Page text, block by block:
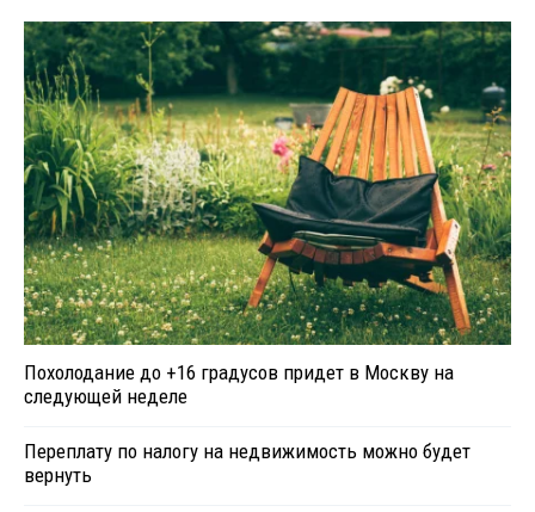
Похолодание до +16 градусов придет в Москву на
следующей неделе
Переплату по налогу на недвижимость можно будет
вернуть